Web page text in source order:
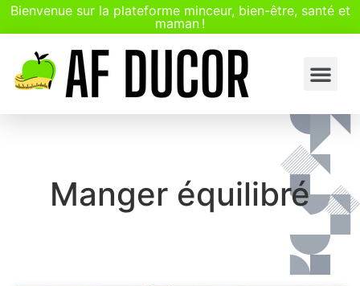
Bienvenue sur la plateforme minceur, bien-être, santé et
maman !
Manger équilibré